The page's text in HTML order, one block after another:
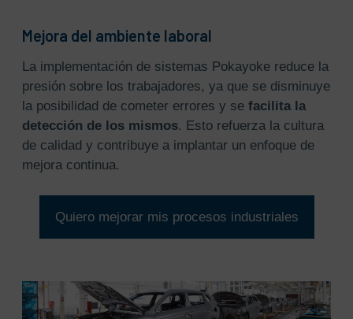
Mejora del ambiente laboral
La implementación de sistemas Pokayoke reduce la
presión sobre los trabajadores, ya que se disminuye
la posibilidad de cometer errores y se facilita la
detección de los mismos. Esto refuerza la cultura
de calidad y contribuye a implantar un enfoque de
mejora continua.
Quiero mejorar mis procesos industriales